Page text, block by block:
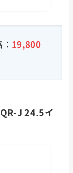
19,800
J 24.5イ